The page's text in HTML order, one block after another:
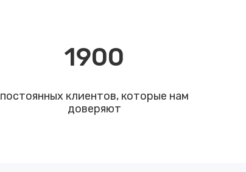
1900
постоянных клиентов, которые нам
доверяют